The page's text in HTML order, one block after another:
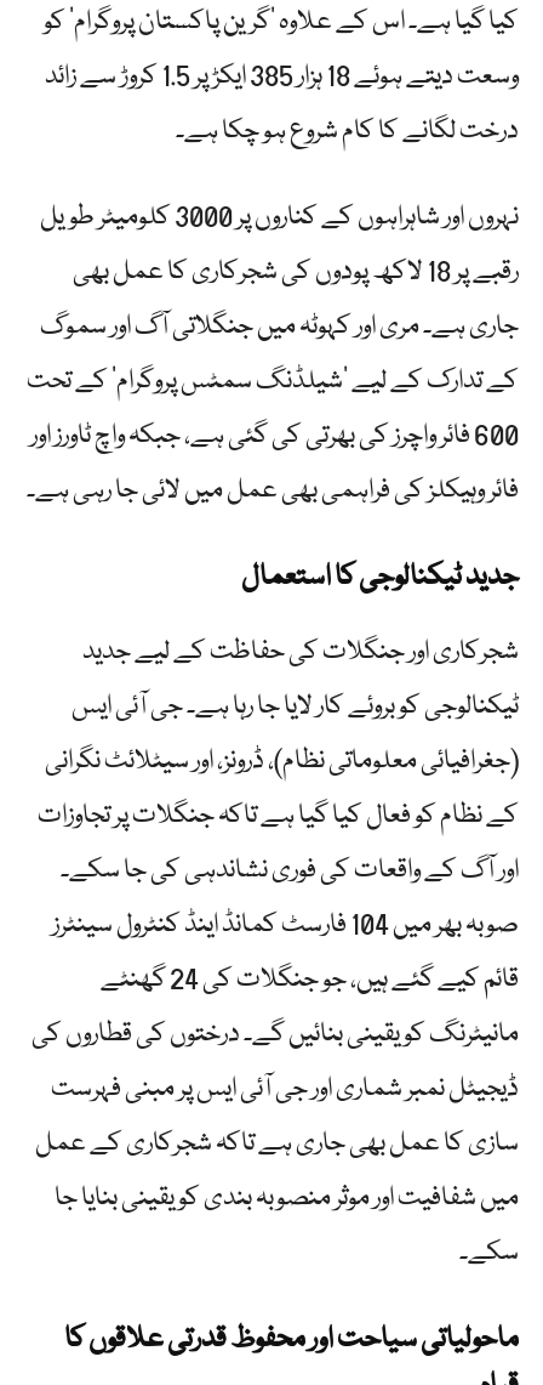
کیا گیا ہے۔ اس کے علاوہ ’گرین پاکستان پروگرام‘ کو
وسعت دیتے ہوئے 18 ہزار 385 ایکڑ پر 1.5 کروڑ سے زائد
درخت لگانے کا کام شروع ہو چکا ہے۔
نہروں اور شاہراہوں کے کناروں پر 3000 کلومیٹر طویل
رقبے پر 18 لاکھ پودوں کی شجرکاری کا عمل بھی
جاری ہے۔ مری اور کہوٹہ میں جنگلاتی آگ اور سموگ
کے تدارک کے لیے ’شیلڈنگ سمٹس پروگرام‘ کے تحت
600 فائر واچرز کی بھرتی کی گئی ہے، جبکہ واچ ٹاورز اور
فائر وہیکلز کی فراہمی بھی عمل میں لائی جا رہی ہے۔
جدید ٹیکنالوجی کا استعمال
شجرکاری اور جنگلات کی حفاظت کے لیے جدید
ٹیکنالوجی کو بروئے کار لایا جا رہا ہے۔ جی آئی ایس
(جغرافیائی معلوماتی نظام)، ڈرونز، اور سیٹلائٹ نگرانی
کے نظام کو فعال کیا گیا ہے تاکہ جنگلات پر تجاوزات
اور آگ کے واقعات کی فوری نشاندہی کی جا سکے۔
صوبہ بھر میں 104 فارسٹ کمانڈ اینڈ کنٹرول سینٹرز
قائم کیے گئے ہیں، جو جنگلات کی 24 گھنٹے
مانیٹرنگ کو یقینی بنائیں گے۔ درختوں کی قطاروں کی
ڈیجیٹل نمبر شماری اور جی آئی ایس پر مبنی فہرست
سازی کا عمل بھی جاری ہے تاکہ شجرکاری کے عمل
میں شفافیت اور موثر منصوبہ بندی کو یقینی بنایا جا
سکے۔
ماحولیاتی سیاحت اور محفوظ قدرتی علاقوں کا